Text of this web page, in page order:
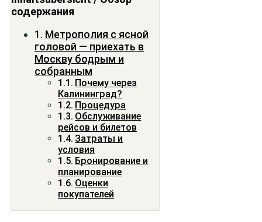
содержания
Метрополия с ясной
головой — приехать в
Москву бодрым и
собранным
Почему через
Калининград?
Процедура
Обслуживание
рейсов и билетов
Затраты и
условия
Бронирование и
планирование
Оценки
покупателей